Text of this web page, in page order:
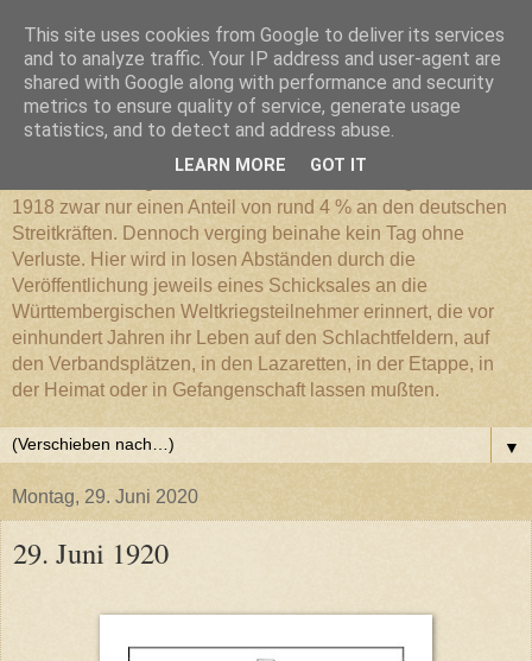
Württembergischer
Weltkriegs-Blog
1918 zwar nur einen Anteil von rund 4 % an den deutschen
Streitkräften. Dennoch verging beinahe kein Tag ohne
Verluste. Hier wird in losen Abständen durch die
Veröffentlichung jeweils eines Schicksales an die
Württembergischen Weltkriegsteilnehmer erinnert, die vor
einhundert Jahren ihr Leben auf den Schlachtfeldern, auf
den Verbandsplätzen, in den Lazaretten, in der Etappe, in
der Heimat oder in Gefangenschaft lassen mußten.
▼
Montag, 29. Juni 2020
29. Juni 1920
This site uses cookies from Google to deliver its services
and to analyze traffic. Your IP address and user-agent are
shared with Google along with performance and security
metrics to ensure quality of service, generate usage
statistics, and to detect and address abuse.
LEARN MORE GOT IT